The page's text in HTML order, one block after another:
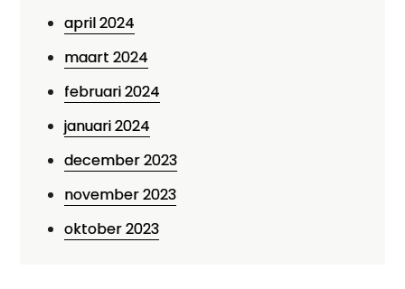
april 2024
maart 2024
februari 2024
januari 2024
december 2023
november 2023
oktober 2023